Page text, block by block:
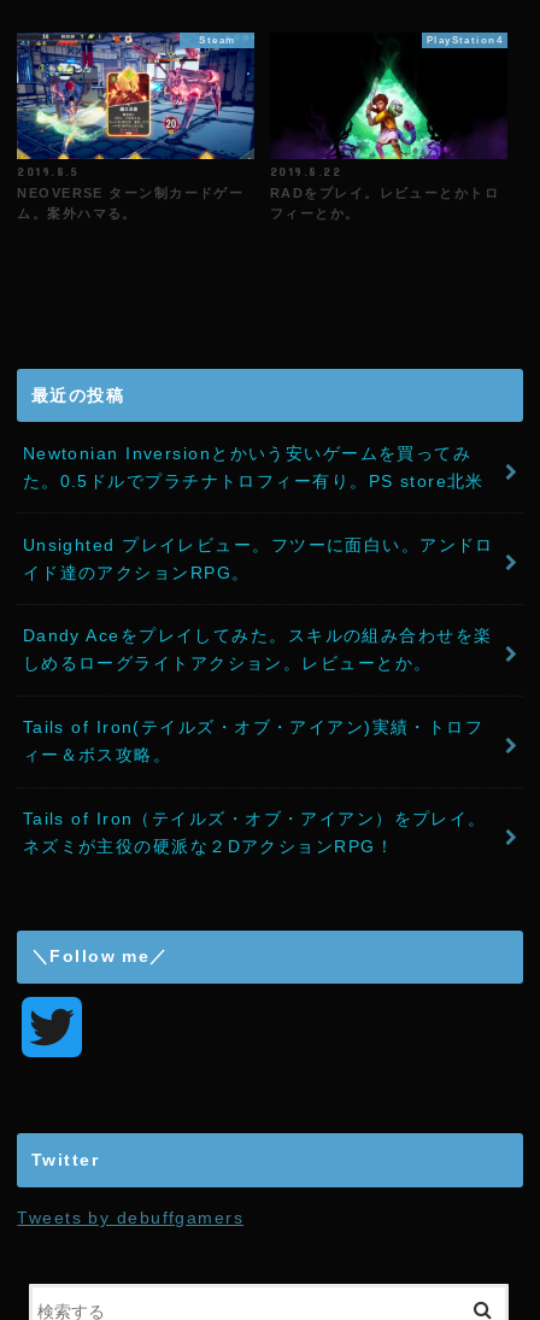
Steam
2019.8.5
NEOVERSE ターン制カードゲー
ム。案外ハマる。
PlayStation4
2019.8.22
RADをプレイ。レビューとかトロ
フィーとか。
最近の投稿
Newtonian Inversionとかいう安いゲームを買ってみ
た。0.5ドルでプラチナトロフィー有り。PS store北米
Unsighted プレイレビュー。フツーに面白い。アンドロ
イド達のアクションRPG。
Dandy Aceをプレイしてみた。スキルの組み合わせを楽
しめるローグライトアクション。レビューとか。
Tails of Iron(テイルズ・オブ・アイアン)実績・トロフ
ィー＆ボス攻略。
Tails of Iron（テイルズ・オブ・アイアン）をプレイ。
ネズミが主役の硬派な２DアクションRPG！
＼Follow me／
Twitter
Tweets by debuffgamers